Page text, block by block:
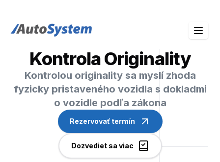
auto-system logo
Kontrola Originality
Kontrolou originality sa myslí zhoda
fyzicky pristaveného vozidla s dokladmi
o vozidle podľa zákona
Rezervovať termín
Dozvediet sa viac